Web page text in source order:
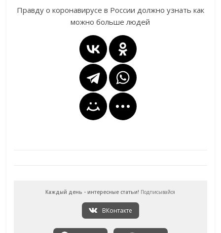
Правду о коронавирусе в России должно узнать как
можно больше людей
Каждый день - интересные статьи! Подписывайся
ВКонтакте